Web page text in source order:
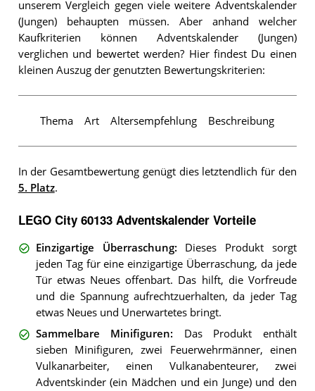
unserem Vergleich gegen viele weitere Adventskalender
(Jungen) behaupten müssen. Aber anhand welcher
Kaufkriterien können Adventskalender (Jungen)
verglichen und bewertet werden? Hier findest Du einen
kleinen Auszug der genutzten Bewertungskriterien:
Thema Art Altersempfehlung Beschreibung
In der Gesamtbewertung genügt dies letztendlich für den
5. Platz.
LEGO City 60133 Adventskalender Vorteile
Einzigartige Überraschung: Dieses Produkt sorgt
jeden Tag für eine einzigartige Überraschung, da jede
Tür etwas Neues offenbart. Das hilft, die Vorfreude
und die Spannung aufrechtzuerhalten, da jeder Tag
etwas Neues und Unerwartetes bringt.
Sammelbare Minifiguren: Das Produkt enthält
sieben Minifiguren, zwei Feuerwehrmänner, einen
Vulkanarbeiter, einen Vulkanabenteurer, zwei
Adventskinder (ein Mädchen und ein Junge) und den